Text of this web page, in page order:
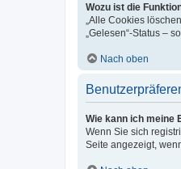
Wozu ist die
„Alle Cookies
„Gelesen“-Status –
Nach oben
Wie kann ich meine
Wenn Sie sich
Seite angezeigt,